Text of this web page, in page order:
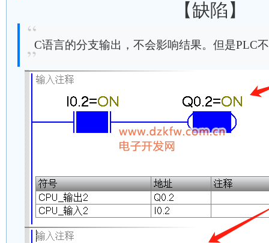
【缺陷】
C语言的分支输出，不会影响结果。但是PLC